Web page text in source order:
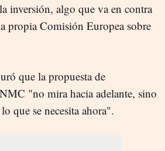
inversión, algo que va en contra
propia Comisión Europea sobre
que la propuesta de
"no mira hacia adelante, sino
que se necesita ahora".